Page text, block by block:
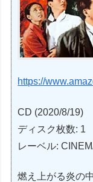
https://
CD (2020/8/19)
ディスク枚数: 1
レーベル:
燃え上がる炎の